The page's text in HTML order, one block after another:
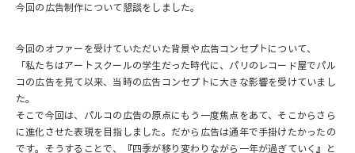
今回の広告制作について懇談をしました。
今回のオファーを受けていただいた背景や広告コンセプトについて、
「私たちはアートスクールの学生だった時代に、パリのレコード屋でパル
コの広告を見て以来、当時の広告コンセプトに大きな影響を受けていまし
た。
そこで今回は、パルコの広告の原点にもう一度焦点をあて、そこからさら
に進化させた表現を目指しました。だから広告は通年で手掛けたかったの
です。そうすることで、『四季が移り変わりながら一年が過ぎていく』と